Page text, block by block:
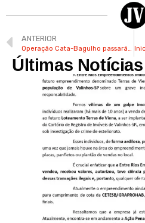
ANTERIOR
Operação Cata-Bagulho passará em mais 16 bairros a partir desta segunda-feira
Últimas Notícias